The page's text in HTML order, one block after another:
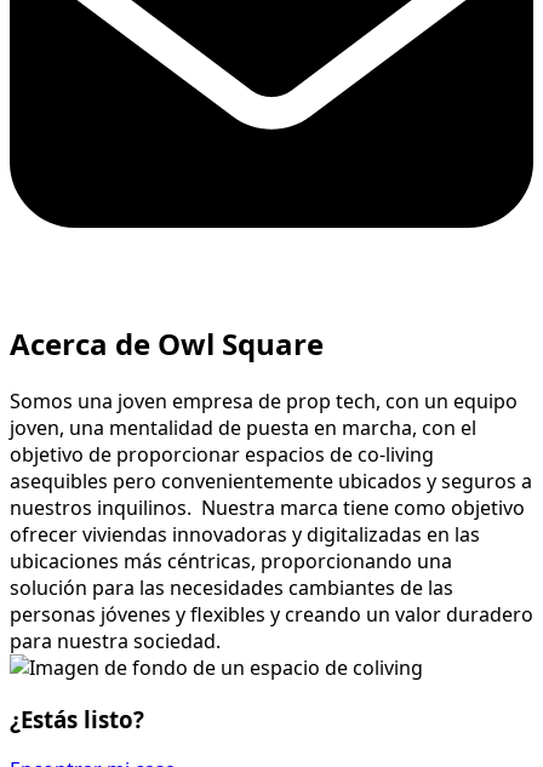
Acerca de Owl Square
Somos una joven empresa de prop tech, con un equipo
joven, una mentalidad de puesta en marcha, con el
objetivo de proporcionar espacios de co-living
asequibles pero convenientemente ubicados y seguros a
nuestros inquilinos. ‍ Nuestra marca tiene como objetivo
ofrecer viviendas innovadoras y digitalizadas en las
ubicaciones más céntricas, proporcionando una
solución para las necesidades cambiantes de las
personas jóvenes y flexibles y creando un valor duradero
para nuestra sociedad.
¿Estás listo?